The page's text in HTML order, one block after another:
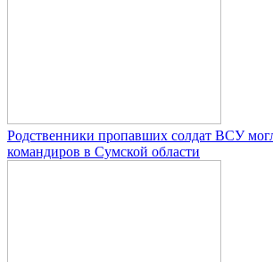
Родственники пропавших солдат ВСУ
командиров в Сумской области